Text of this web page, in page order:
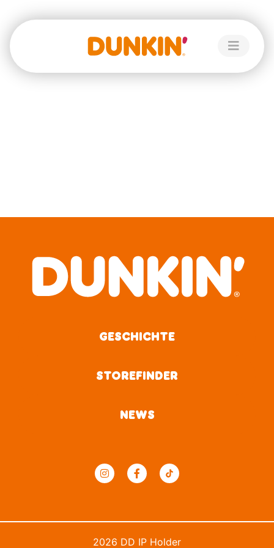
GESCHICHTE
STOREFINDER
NEWS
2026 DD IP Holder